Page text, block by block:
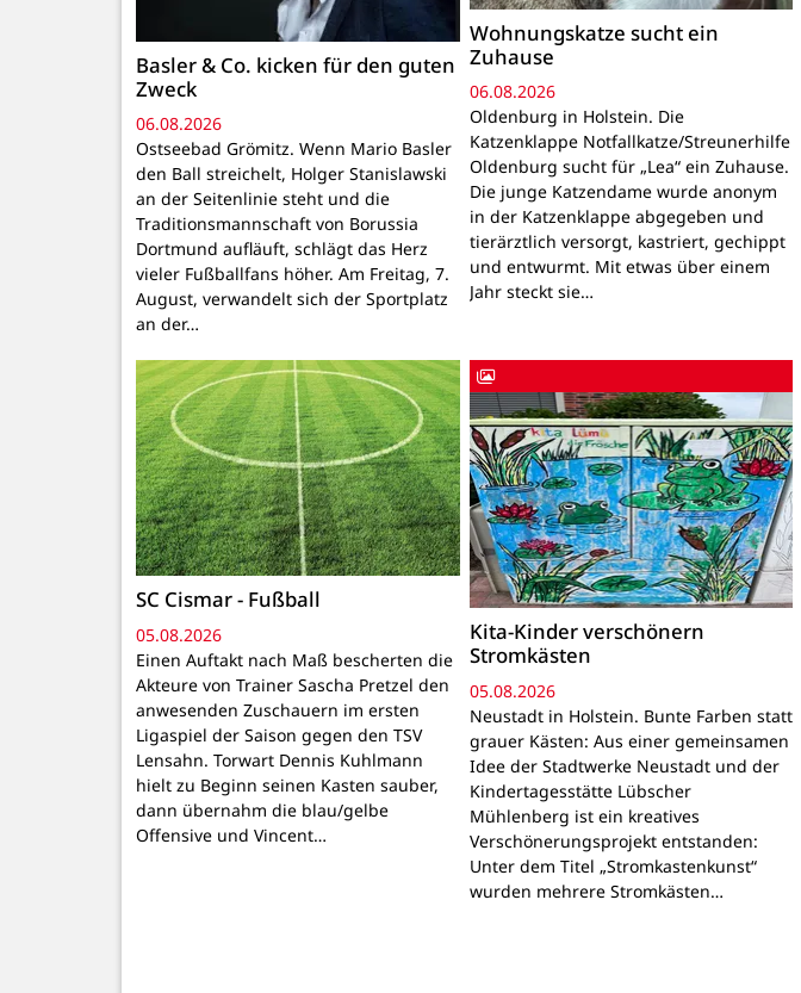
Basler & Co. kicken für den guten
Zweck
06.08.2026
Ostseebad Grömitz. Wenn Mario Basler
den Ball streichelt, Holger Stanislawski
an der Seitenlinie steht und die
Traditionsmannschaft von Borussia
Dortmund aufläuft, schlägt das Herz
vieler Fußballfans höher. Am Freitag, 7.
August, verwandelt sich der Sportplatz
an der…
Wohnungskatze sucht ein
Zuhause
06.08.2026
Oldenburg in Holstein. Die
Katzenklappe Notfallkatze/Streunerhilfe
Oldenburg sucht für „Lea“ ein Zuhause.
Die junge Katzendame wurde anonym
in der Katzenklappe abgegeben und
tierärztlich versorgt, kastriert, gechippt
und entwurmt. Mit etwas über einem
Jahr steckt sie…
SC Cismar - Fußball
05.08.2026
Einen Auftakt nach Maß bescherten die
Akteure von Trainer Sascha Pretzel den
anwesenden Zuschauern im ersten
Ligaspiel der Saison gegen den TSV
Lensahn. Torwart Dennis Kuhlmann
hielt zu Beginn seinen Kasten sauber,
dann übernahm die blau/gelbe
Offensive und Vincent…
Kita-Kinder verschönern
Stromkästen
05.08.2026
Neustadt in Holstein. Bunte Farben statt
grauer Kästen: Aus einer gemeinsamen
Idee der Stadtwerke Neustadt und der
Kindertagesstätte Lübscher
Mühlenberg ist ein kreatives
Verschönerungsprojekt entstanden:
Unter dem Titel „Stromkastenkunst“
wurden mehrere Stromkästen…